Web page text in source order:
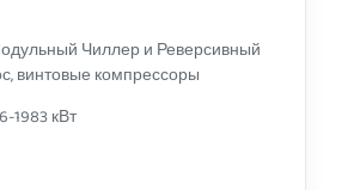
Чиллер и Реверсивный
винтовые компрессоры
1983 кВт